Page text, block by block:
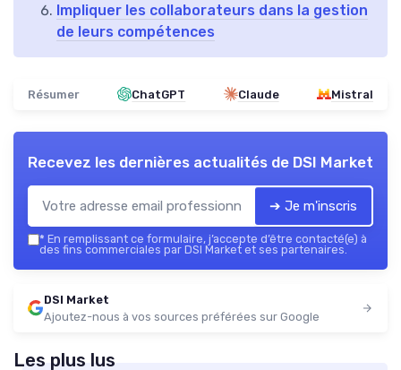
Impliquer les collaborateurs dans la gestion
de leurs compétences
Résumer ChatGPT Claude Mistral
Recevez les dernières actualités de DSI Market
➔ Je m'inscris
* En remplissant ce formulaire, j’accepte d’être contacté(e) à
des fins commerciales par DSI Market et ses partenaires.
DSI Market
Ajoutez-nous à vos sources préférées sur Google
Les plus lus